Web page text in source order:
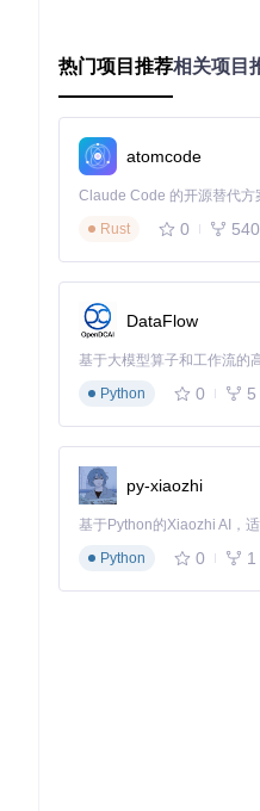
运行设置
手动调整内存
操作流程：
环境准备
：首次启动
应用安装：点击主界面
启动运行：在应用列表
🛠️ 进阶玩家攻略：释
图形渲染优化
进入"设置>图形"菜单，根
2D应用：选择"zink"驱
3D游戏：使用"turnip"驱
通过"设置>高级>环境变量"
DXVK_HUD=fps  # 显示帧
WINEDEBUG=-all  # 关闭
热门项目推荐相关项目
atomcode
Rust
0 540
DataFlow
基于大模型算子和工作流的
Python
0 5
py-xiaozhi
Python
0 1